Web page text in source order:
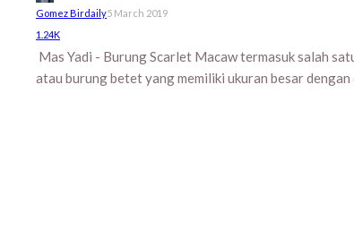
Gomez Birdaily5 March 2019
1.24K
Mas Yadi - Burung Scarlet Macaw termasuk salah
atau burung betet yang memiliki ukuran besar dengan